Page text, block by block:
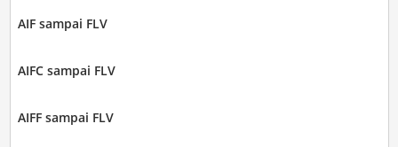
AIF sampai FLV
AIFC sampai FLV
AIFF sampai FLV